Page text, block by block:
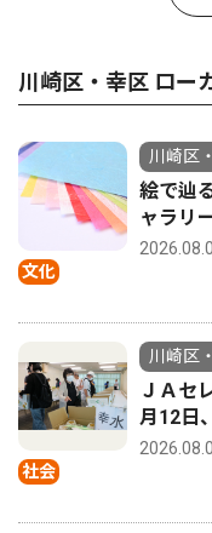
川崎区・幸区 ロー
文化
川崎区
絵で辿
ャラリ
社会
川崎区
ＪＡセ
月12日